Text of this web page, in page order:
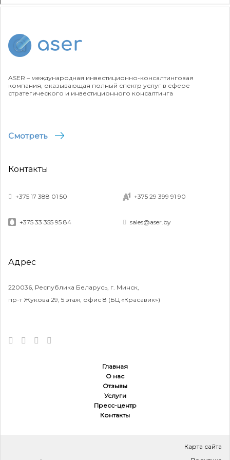
ASER – международная инвестиционно-консалтинговая
компания, оказывающая полный спектр услуг в сфере
стратегического и инвестиционного консалтинга
Смотреть
Контакты
+375 17 388 01 50 +375 29 399 91 90
+375 33 355 95 84 sales@aser.by
Адрес
220036, Республика Беларусь, г. Минск,
пр-т Жукова 29, 5 этаж, офис 8 (БЦ «Красавик»)
Главная
О нас
Отзывы
Услуги
Пресс-центр
Контакты
Карта сайта